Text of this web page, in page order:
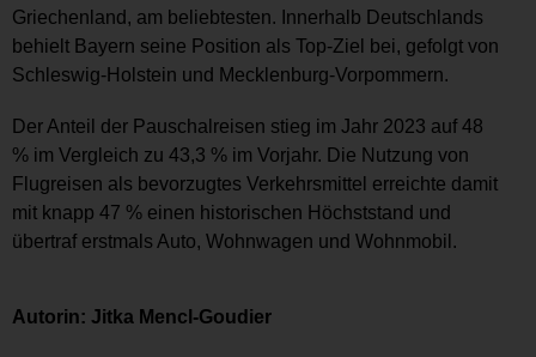
Griechenland, am beliebtesten. Innerhalb Deutschlands
behielt Bayern seine Position als Top-Ziel bei, gefolgt von
Schleswig-Holstein und Mecklenburg-Vorpommern.
Der Anteil der Pauschalreisen stieg im Jahr 2023 auf 48
% im Vergleich zu 43,3 % im Vorjahr. Die Nutzung von
Flugreisen als bevorzugtes Verkehrsmittel erreichte damit
mit knapp 47 % einen historischen Höchststand und
übertraf erstmals Auto, Wohnwagen und Wohnmobil.
Autorin: Jitka Mencl-Goudier